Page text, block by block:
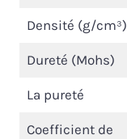
Densité (g/cm³)
Dureté (Mohs)
La pureté
Coefficient de